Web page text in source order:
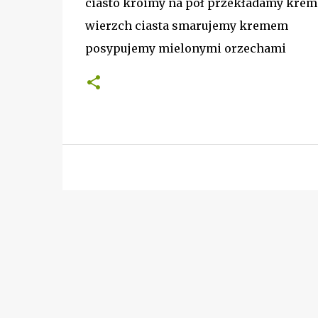
wierzch ciasta smarujemy kremem
posypujemy mielonymi orzechami